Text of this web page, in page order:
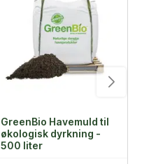
GreenBio Havemuld til
økologisk dyrkning -
500 liter